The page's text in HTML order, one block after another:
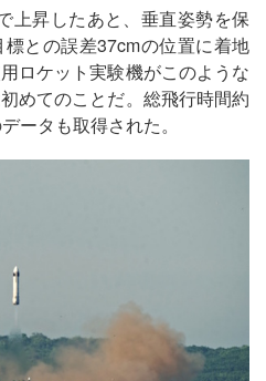
上昇したあと、垂直姿勢を保
との誤差37cmの位置に着地
ロケット実験機がこのような
めてのことだ。総飛行時間約
ータも取得された。